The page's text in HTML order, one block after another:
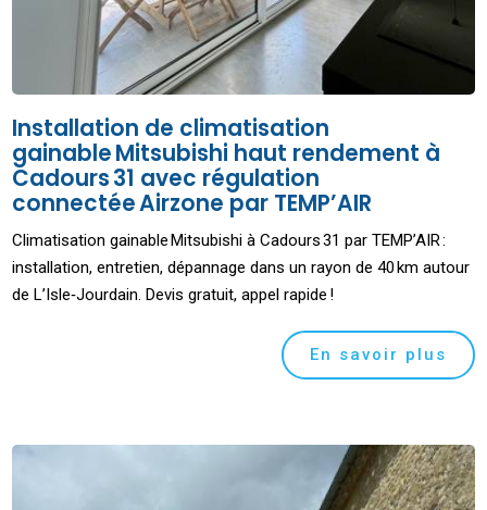
Installation de climatisation
gainable Mitsubishi haut rendement à
Cadours 31 avec régulation
connectée Airzone par TEMP’AIR
Climatisation gainable Mitsubishi à Cadours 31 par TEMP’AIR :
installation, entretien, dépannage dans un rayon de 40 km autour
de L’Isle‑Jourdain. Devis gratuit, appel rapide !
En savoir plus